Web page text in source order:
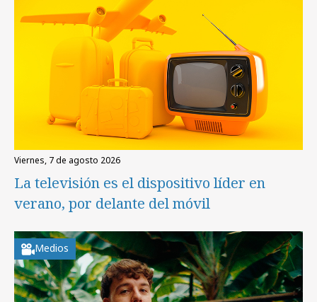
viernes, 7 de agosto 2026
La televisión es el dispositivo líder en
verano, por delante del móvil
Medios